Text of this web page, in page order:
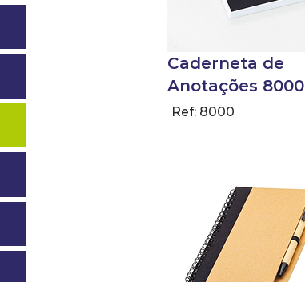
Caderneta de
Anotações 8000
Ref: 8000